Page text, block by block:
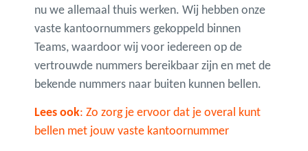
nu we allemaal thuis werken. Wij hebben onze
vaste kantoornummers gekoppeld binnen
Teams, waardoor wij voor iedereen op de
vertrouwde nummers bereikbaar zijn en met de
bekende nummers naar buiten kunnen bellen.
Lees ook: Zo zorg je ervoor dat je overal kunt
bellen met jouw vaste kantoornummer